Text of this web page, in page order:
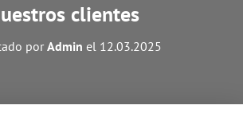
clientes
porAdmin el 12.03.2025